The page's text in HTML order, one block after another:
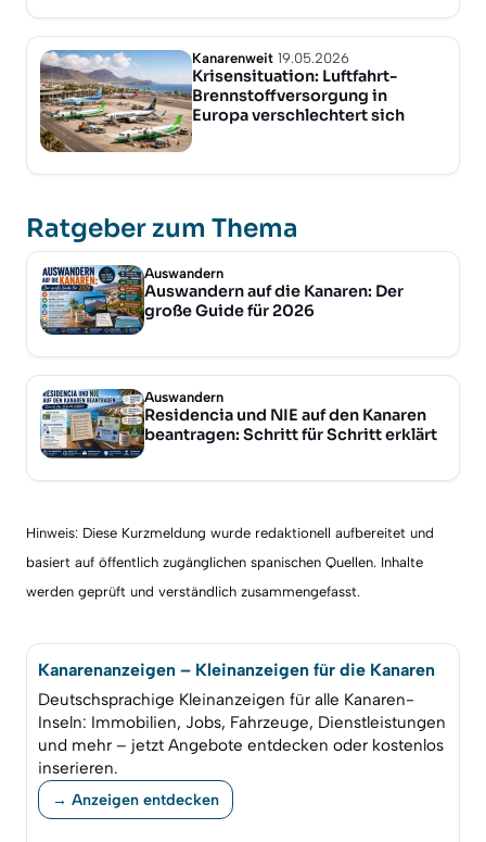
Kanarenweit 19.05.2026
Krisensituation: Luftfahrt-
Brennstoffversorgung in
Europa verschlechtert sich
Ratgeber zum Thema
Auswandern
Auswandern auf die Kanaren: Der
große Guide für 2026
Auswandern
Residencia und NIE auf den Kanaren
beantragen: Schritt für Schritt erklärt
Hinweis: Diese Kurzmeldung wurde redaktionell aufbereitet und
basiert auf öffentlich zugänglichen spanischen Quellen. Inhalte
werden geprüft und verständlich zusammengefasst.
Kanarenanzeigen – Kleinanzeigen für die Kanaren
Deutschsprachige Kleinanzeigen für alle Kanaren-
Inseln: Immobilien, Jobs, Fahrzeuge, Dienstleistungen
und mehr – jetzt Angebote entdecken oder kostenlos
inserieren.
→ Anzeigen entdecken